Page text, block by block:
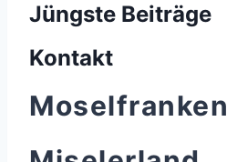
Jüngste Beiträge
Kontakt
Moselfranken